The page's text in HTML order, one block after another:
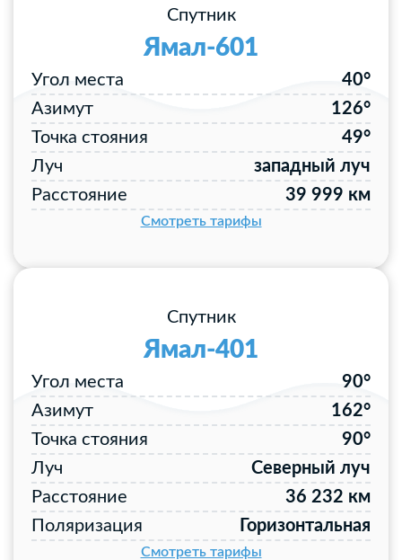
Спутник
Ямал-601
Угол места
40°
Азимут
126°
Точка стояния
49°
Луч
западный луч
Расстояние
39 999 км
Смотреть тарифы
Спутник
Ямал-401
Угол места
90°
Азимут
162°
Точка стояния
90°
Луч
Северный луч
Расстояние
36 232 км
Поляризация
Горизонтальная
Смотреть тарифы